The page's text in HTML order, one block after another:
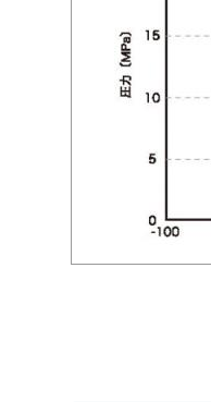
会社情報